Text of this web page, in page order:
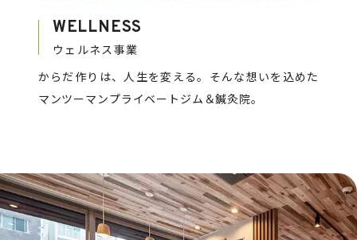
WELLNESS
ウェルネス事業
からだ作りは、人生を変える。そんな想いを込めた
マンツーマンプライベートジム＆鍼灸院。